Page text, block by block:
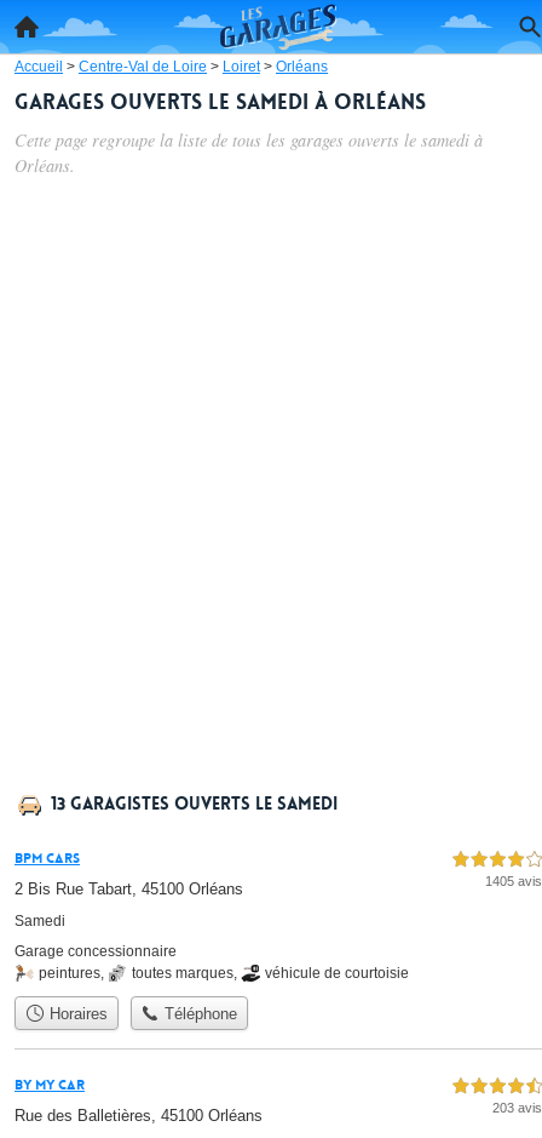
Accueil > Centre-Val de Loire > Loiret> Orléans
Garages ouverts le samedi à Orléans
Cette page regroupe la liste de tous les garages ouverts le samedi à
Orléans.
13 garagistes ouverts le samedi
BPM Cars
2 Bis Rue Tabart, 45100 Orléans
Samedi
4,0 étoiles sur 5
1405 avis
Garage concessionnaire
peintures, toutes marques, véhicule de courtoisie
Horaires Téléphone
By My Car
Rue des Balletières, 45100 Orléans
4,5 étoiles sur 5
203 avis